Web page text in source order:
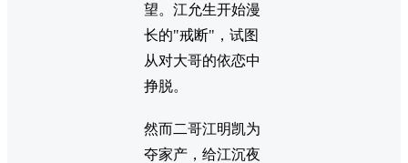
望。江允生开始漫
长的"戒断"，试图
从对大哥的依恋中
挣脱。
然而二哥江明凯为
夺家产，给江沉夜